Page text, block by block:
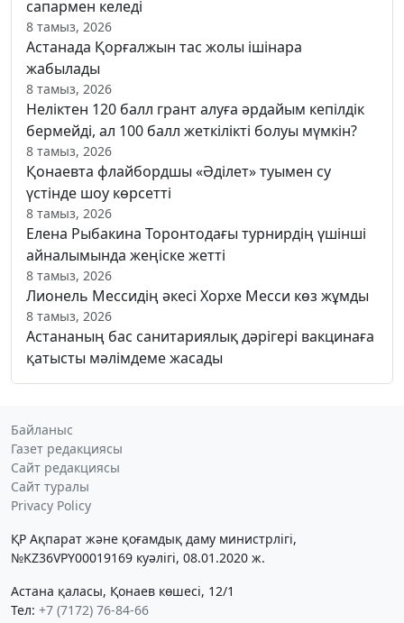
сапармен келеді
8 тамыз, 2026
Астанада Қорғалжын тас жолы ішінара
жабылады
8 тамыз, 2026
Неліктен 120 балл грант алуға әрдайым кепілдік
бермейді, ал 100 балл жеткілікті болуы мүмкін?
8 тамыз, 2026
Қонаевта флайбордшы «Әділет» туымен су
үстінде шоу көрсетті
8 тамыз, 2026
Елена Рыбакина Торонтодағы турнирдің үшінші
айналымында жеңіске жетті
8 тамыз, 2026
Лионель Мессидің әкесі Хорхе Месси көз жұмды
8 тамыз, 2026
Астананың бас санитариялық дәрігері вакцинаға
қатысты мәлімдеме жасады
Байланыс
Газет редакциясы
Сайт редакциясы
Сайт туралы
Privacy Policy
ҚР Ақпарат және қоғамдық даму министрлігі,
№KZ36VPY00019169 куәлігі, 08.01.2020 ж.
Астана қаласы, Қонаев көшесі, 12/1
Тел: +7 (7172) 76-84-66